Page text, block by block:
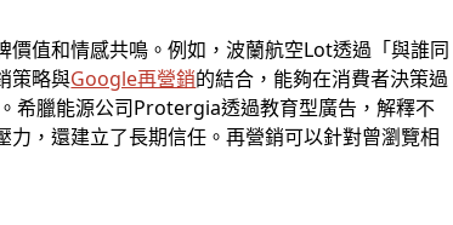
值和情感共鳴。例如，波蘭航空Lot透過「與誰同
策略與Google再營銷的結合，能夠在消費者決策過
希臘能源公司Protergia透過教育型廣告，解釋不
，還建立了長期信任。再營銷可以針對曾瀏覽相